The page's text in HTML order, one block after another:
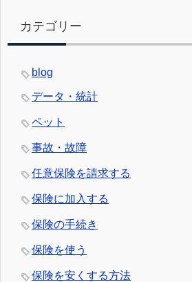
カテゴリー
blog
データ・統計
ペット
事故・故障
任意保険を請求する
保険に加入する
保険の手続き
保険を使う
保険を安くする方法